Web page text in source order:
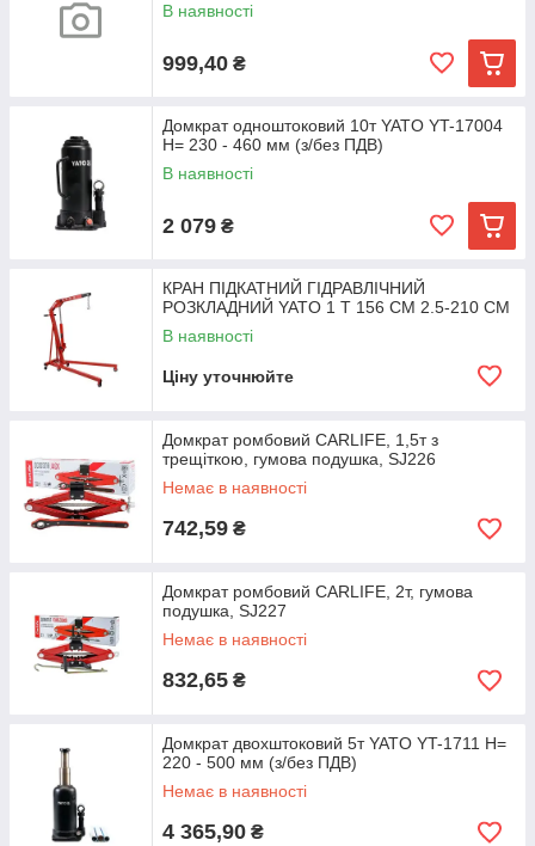
В наявності
999,40 ₴
Домкрат одноштоковий 10т YATO YT-17004
H= 230 - 460 мм (з/без ПДВ)
В наявності
2 079 ₴
КРАН ПІДКАТНИЙ ГІДРАВЛІЧНИЙ
РОЗКЛАДНИЙ YATO 1 Т 156 СМ 2.5-210 СМ
В наявності
Ціну уточнюйте
Домкрат ромбовий CARLIFE, 1,5т з
трещіткою, гумова подушка, SJ226
Немає в наявності
742,59 ₴
Домкрат ромбовий CARLIFE, 2т, гумова
подушка, SJ227
Немає в наявності
832,65 ₴
Домкрат двохштоковий 5т YATO YT-1711 H=
220 - 500 мм (з/без ПДВ)
Немає в наявності
4 365,90 ₴